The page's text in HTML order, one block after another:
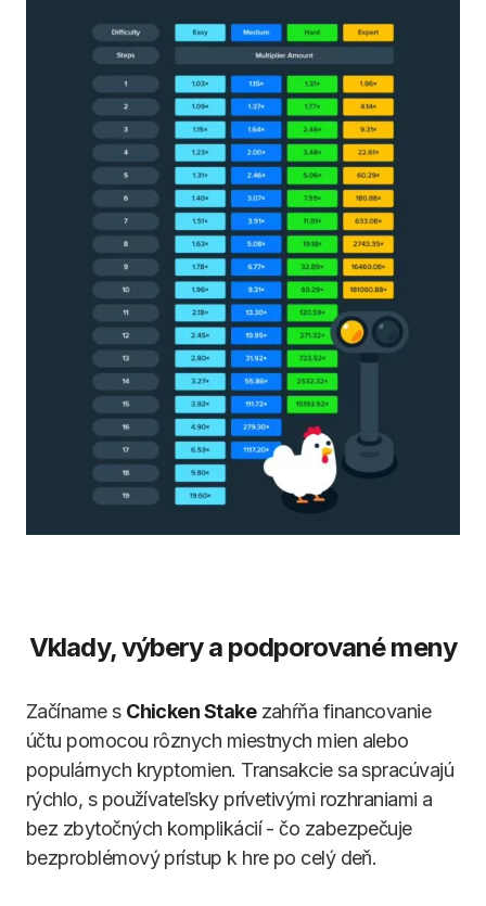
Vklady, výbery a podporované meny
Začíname s Chicken Stakezahŕňa financovanie
účtu pomocou rôznych miestnych mien alebo
populárnych kryptomien. Transakcie sa spracúvajú
rýchlo, s používateľsky prívetivými rozhraniami a
bez zbytočných komplikácií - čo zabezpečuje
bezproblémový prístup k hre po celý deň.